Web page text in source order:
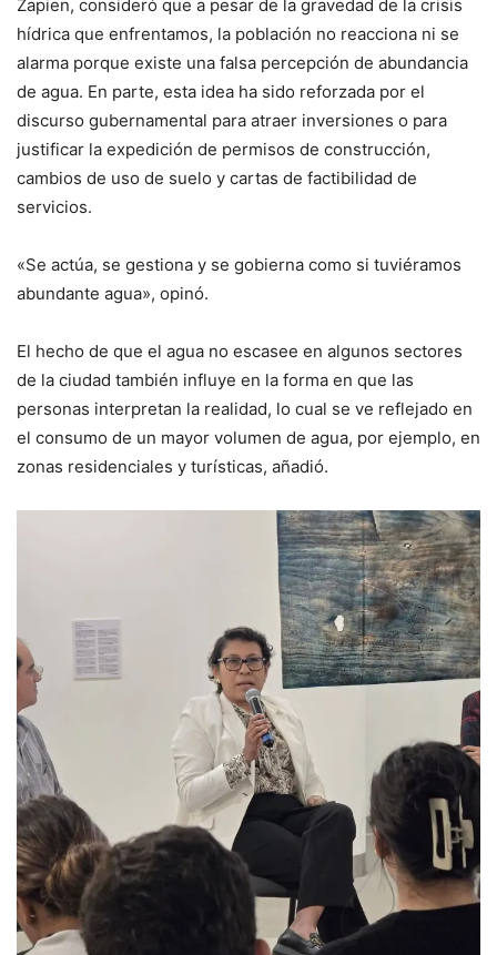
Zapien, consideró que a pesar de la gravedad de la crisis
hídrica que enfrentamos, la población no reacciona ni se
alarma porque existe una falsa percepción de abundancia
de agua. En parte, esta idea ha sido reforzada por el
discurso gubernamental para atraer inversiones o para
justificar la expedición de permisos de construcción,
cambios de uso de suelo y cartas de factibilidad de
servicios.
«Se actúa, se gestiona y se gobierna como si tuviéramos
abundante agua», opinó.
El hecho de que el agua no escasee en algunos sectores
de la ciudad también influye en la forma en que las
personas interpretan la realidad, lo cual se ve reflejado en
el consumo de un mayor volumen de agua, por ejemplo, en
zonas residenciales y turísticas, añadió.